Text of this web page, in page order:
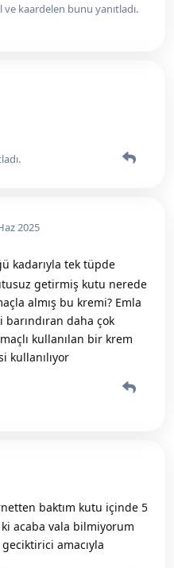
ve kaardelen bunu yanıtladı.
2025
kadarıyla tek tüpde
getirmiş kutu nerede
almış bu kremi? Emla
daha çok
kullanılan bir krem
kullanılıyor
baktım kutu içinde 5
ki acaba vala bilmiyorum
amacıyla